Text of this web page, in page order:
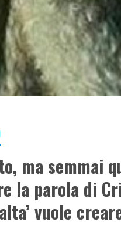
ma semmai
la parola di
vuole